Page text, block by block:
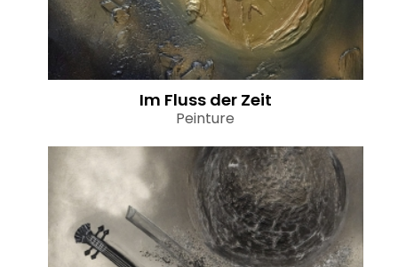
Im Fluss der Zeit
Peinture